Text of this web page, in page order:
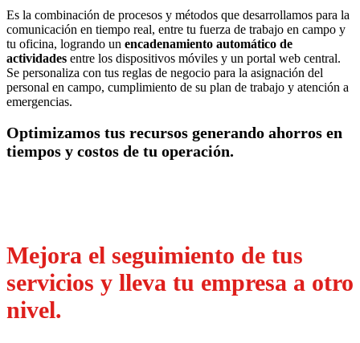
Es la combinación de procesos y métodos que desarrollamos para la
comunicación en tiempo real, entre tu fuerza de trabajo en campo y
tu oficina, logrando un encadenamiento automático de
actividades entre los dispositivos móviles y un portal web central.
Se personaliza con tus reglas de negocio para la asignación del
personal en campo, cumplimiento de su plan de trabajo y atención a
emergencias.
Optimizamos tus recursos generando ahorros en
tiempos y costos de tu operación.
Mejora el seguimiento de tus
servicios y lleva tu empresa a otro
nivel.